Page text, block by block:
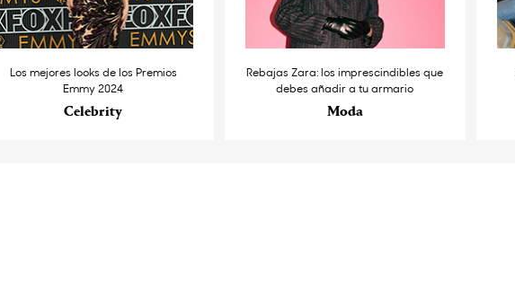
Los mejores looks de los Premios
Emmy 2024
Celebrity
Rebajas Zara: los imprescindibles que
debes añadir a tu armario
Moda